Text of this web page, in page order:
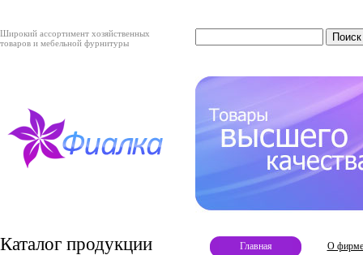
Широкий ассортимент хозяйственных
товаров и мебельной фурнитуры
Каталог продукции Главная О фирме